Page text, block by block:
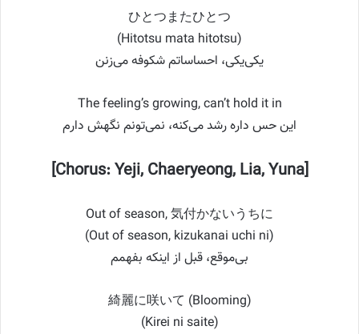
ひとつまたひとつ
(Hitotsu mata hitotsu)
یکی‌یکی، احساساتم شکوفه می‌زنن
The feeling’s growing, can’t hold it in
این حس داره رشد می‌کنه، نمی‌تونم نگهش دارم
[Chorus: Yeji, Chaeryeong, Lia, Yuna]
Out of season, 気付かないうちに
(Out of season, kizukanai uchi ni)
بی‌موقع، قبل از اینکه بفهمم
綺麗に咲いて (Blooming)
(Kirei ni saite)